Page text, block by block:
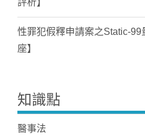
評析】
性罪犯假釋申請案之Static-
座】
知識點
醫事法